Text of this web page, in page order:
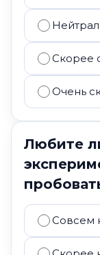
Скорее
Очень
Любите
Совсем